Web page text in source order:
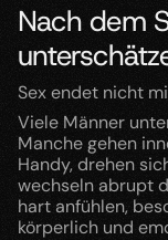
Nach dem
Sex endet nicht
Viele Männer
Manche gehen
Handy, drehen
wechseln abrupt
hart anfühlen,
körperlich und